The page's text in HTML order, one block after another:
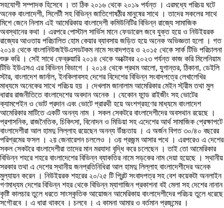
সহযোগী সম্পাদক হিসেবে । তা ঠিক ২০১৬ থেকে ২০১৯ পর্যন্ত । এরমধ্যে পরিচয় ঘটে
অনেক বাংলাদেশী, সিলেটী সহ বিভিন্ন জাতিগোষঠীর মানুষের সাথে । তাদের সকলের সাথে
মিশে জেনে নিলাম এই আমেরিকায় বাংলাদেশী কমিউনিটির বিভিন্ন রাজ্যে সামাজিক
অবস্থানের কথা । এরপরে পোস্টাল সার্ভিস মানে ফেডারেল জবে যুক্ত হয়ে ও নিউইয়রক
রাজ্যের আওতায় পরিচালিত হোম কেয়ার ব্যাবসায় জড়িত হয়ে অনেক অভিজ্ঞতা হলো । গত
২০১৪ থেকে বাংলানিউজইউএসডটকম নামে সংবাদপত্র ও ২০১৫ থেকে সার্ক টিভি পরিচালনা
শুরু করি । সেই সাথে ফেব্রুয়ারি ২০১৪ থেকে অক্টোবর ২০২৩ পর্যন্ত কাজ করি মিলেনিয়াম
টিভি ইউএসএ এর বিভিন্ন বিভাগে । ২০১৪ থেকে প্রথম আলো, যুগান্তর, ঠিকানা, ডেইলি
স্টার, বাংলাদেশ জার্নাল, ইনকিলাবসহ দেশের বিদেশের বিভিন্ন সংবাদপত্রে লেখালেখির
মাধ্যমে অনেকের সাথে পরিচয় হয় । দেখলাম জানালাম আমেরিকার মেইন স্ট্রীম তথা মুল
ধারার রাজনীতিতে বাংলাদেশের অবদান অনেক । যেকোন ফান্ড রাইজীং সহ ভোটের
ক্যামপেইন ও ভোট প্রদান এবং ভোটে প্রারথী হয়ে অংশগ্রহণের মাধ্যমে বাংলাদেশ
আমেরিকার মাটিতে একটি অনন্য নাম । সকল সেকটরে বাংলাদেশীদের অবসথান রয়েছে ।
প্রশাসনিক, রাজনৈতিক, চিকিৎসা, বিনোদন ও মিডিয়া সহ এদেশের আর্থ সামাজিক প্রেক্ষাপটে
বাংলাদেশীরা আল হামদু লিল্লাহ রয়েছেন অনন্য উঁচ্চতায় । এ অর্জন বিগত ৩০/৪০ বছরের
পরিশ্রমের ফসল । ২য় জেনারেশন চললেও । ৩য় প্রজন্ম আসার পথে । এরপরেও এ দেশের
সকল সেকটরে বাংলাদেশীরা তাদের মান মরযাদা বৃদ্ধি করে চলেছেন । তাই তো আমেরিকার
বিভিন্ন শহরে শহরে বাংলাদেশের বিভিন্ন ব্যাকতির নামে সড়কের নাম দেয়া হয়েছে । স্থানীয়
সরকার তথা এ দেশের স্থানীয় জনপ্রতিনিধিরা আল হামদু লিল্লাহ বাংলাদেশীদের অনেক
মুল্যায়ন করেন । নিউইয়রক শহরের ২০/২৫ টি প্রিন্ট সংবাদপত্র সহ বেশ কয়েকটা অনলাইন
গণমাধ্যম দেশের বিভিন্ন শহর থেকে বিভিন্ন ম্যাগাজিন প্রকাশনা বই মেলা সহ দেশের নানান
কৃষ্টি কালচার তুলে ধরতে সাংস্কৃতিক আয়োজন আমেরিকায় বাংলাদেশীদের পরিচয় তুলে ধরেছে
সগৌরবে । এ ধারা থাকবে । চলবে । এ কামনা আমার ও বর্তমান প্রজন্মের ।